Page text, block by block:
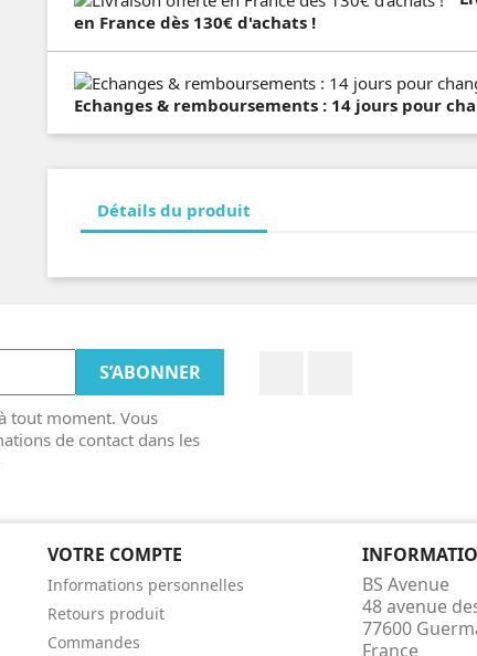
en France dès 130€ d'achats !
Echanges & remboursements : 14 jours pour
Détails du produit
tout moment. Vous
de contact dans les
VOTRE COMPTE
Informations personnelles
Retours produit
Commandes
BS Avenue
48 avenue
77600
France